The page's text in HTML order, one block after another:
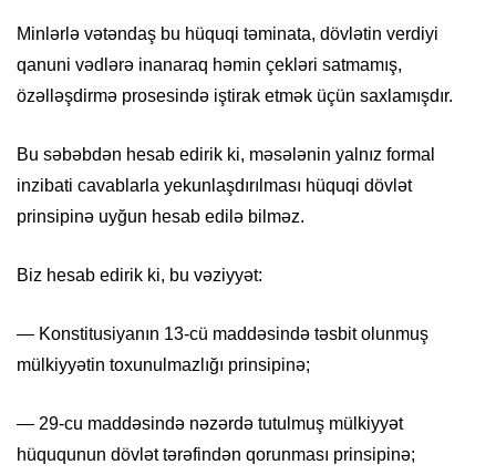
Minlərlə vətəndaş bu hüquqi təminata, dövlətin verdiyi
qanuni vədlərə inanaraq həmin çekləri satmamış,
özəlləşdirmə prosesində iştirak etmək üçün saxlamışdır.
Bu səbəbdən hesab edirik ki, məsələnin yalnız formal
inzibati cavablarla yekunlaşdırılması hüquqi dövlət
prinsipinə uyğun hesab edilə bilməz.
Biz hesab edirik ki, bu vəziyyət:
— Konstitusiyanın 13-cü maddəsində təsbit olunmuş
mülkiyyətin toxunulmazlığı prinsipinə;
— 29-cu maddəsində nəzərdə tutulmuş mülkiyyət
hüququnun dövlət tərəfindən qorunması prinsipinə;